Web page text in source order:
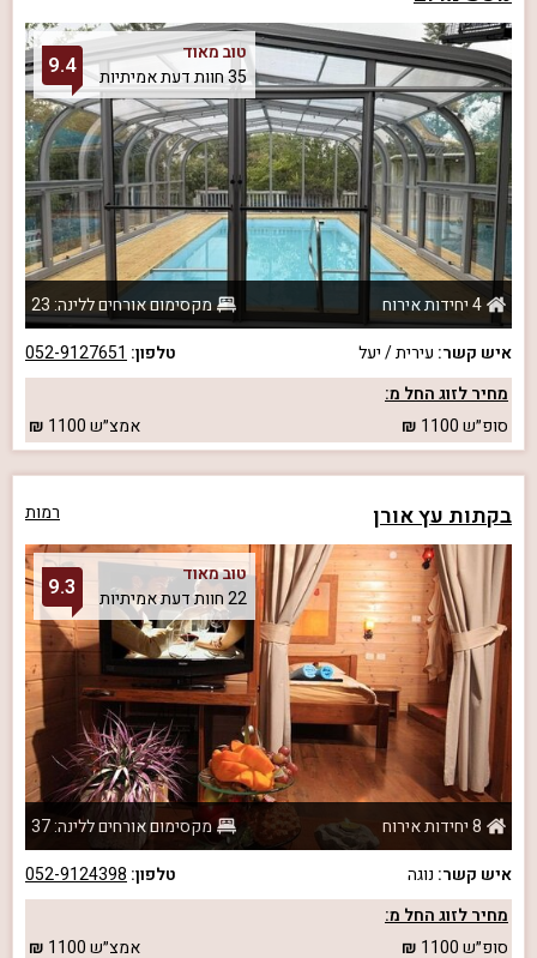
טוב מאוד
35 חוות דעת אמיתיות
9.4
4 יחידות אירוח
מקסימום אורחים ללינה: 23
איש קשר: עירית / יעל טלפון: 052-9127651
מחיר לזוג החל מ:
סופ״ש1100 אמצ״ש1100
בקתות עץ אורן רמות
טוב מאוד
22 חוות דעת אמיתיות
9.3
8 יחידות אירוח
מקסימום אורחים ללינה: 37
איש קשר: נוגה טלפון: 052-9124398
מחיר לזוג החל מ:
סופ״ש1100 אמצ״ש1100